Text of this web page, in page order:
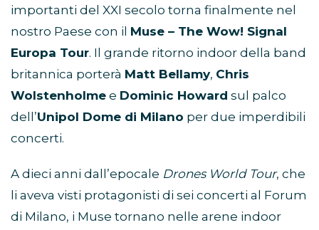
importanti del XXI secolo torna finalmente nel
nostro Paese con il Muse – The Wow! Signal
Europa Tour. Il grande ritorno indoor della band
britannica porterà Matt Bellamy, Chris
Wolstenholme e Dominic Howard sul palco
dell’Unipol Dome di Milano per due imperdibili
concerti.
A dieci anni dall’epocale Drones World Tour, che
li aveva visti protagonisti di sei concerti al Forum
di Milano, i Muse tornano nelle arene indoor